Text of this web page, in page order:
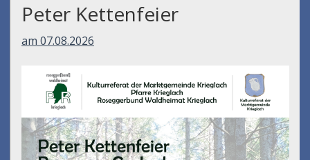
Peter Kettenfeier
am 07.08.2026